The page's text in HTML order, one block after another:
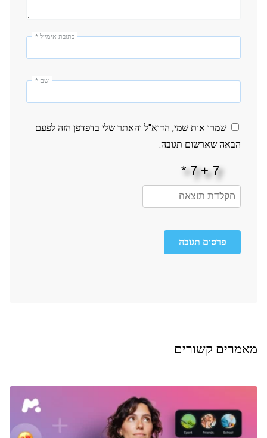
כתובת אימייל *
שם *
שמרו אות שמי, הדוא"ל והאתר שלי בדפדפן הזה לפעם
הבאה שארשום תגובה.
פרסום תגובה
מאמרים קשורים